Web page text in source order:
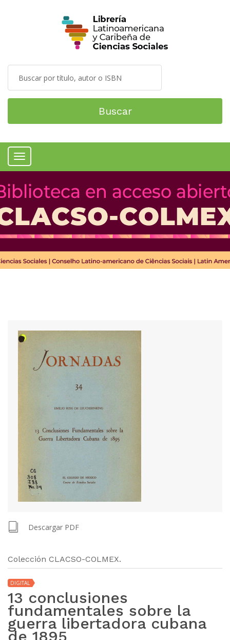
Buscar
Menú
Descargar PDF
Colección CLACSO-COLMEX.
DIGITAL
13 conclusiones
fundamentales sobre la
guerra libertadora cubana
de 1895